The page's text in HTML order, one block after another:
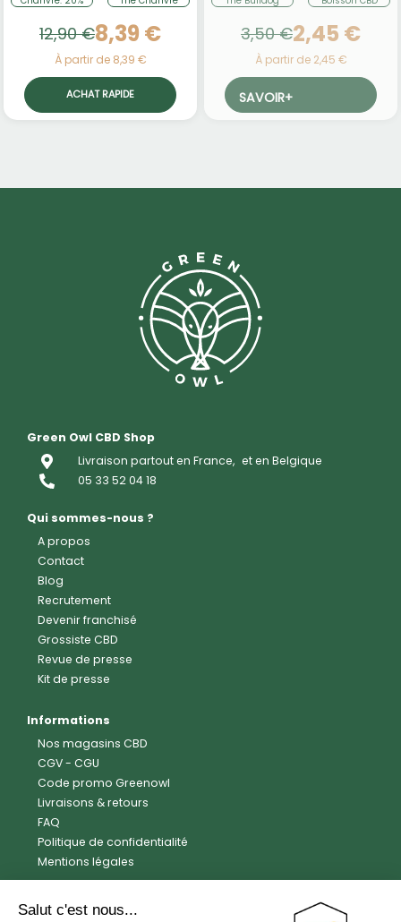
12,90 €8,39 €
À partir de 8,39 €
ACHAT RAPIDE
3,50 €2,45 €
À partir de 2,45 €
SAVOIR+
Green Owl CBD Shop
Livraison partout en France, et en Belgique
05 33 52 04 18
Qui sommes-nous ?
A propos
Contact
Blog
Recrutement
Devenir franchisé
Grossiste CBD
Revue de presse
Kit de presse
Informations
Nos magasins CBD
CGV- CGU
Code promo Greenowl
Livraisons & retours
FAQ
Politique de confidentialité
Mentions légales
Avis clients